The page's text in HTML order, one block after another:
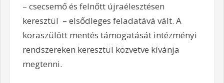
– csecsemő és felnőtt újraélesztésen
keresztül – elsődleges feladatává vált. A
koraszülött mentés támogatását intézményi
rendszereken keresztül közvetve kívánja
megtenni.